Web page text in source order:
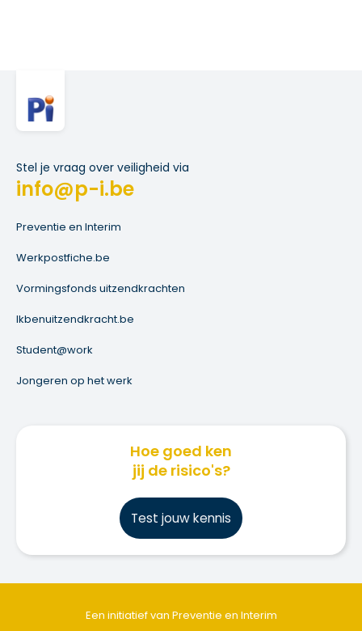
Stel je vraag over veiligheid via
info@p-i.be
Preventie en Interim
Werkpostfiche.be
Vormingsfonds uitzendkrachten
Ikbenuitzendkracht.be
Student@work
Jongeren op het werk
Hoe goed ken
jij de risico's?
Test jouw kennis
Een initiatief van Preventie en Interim